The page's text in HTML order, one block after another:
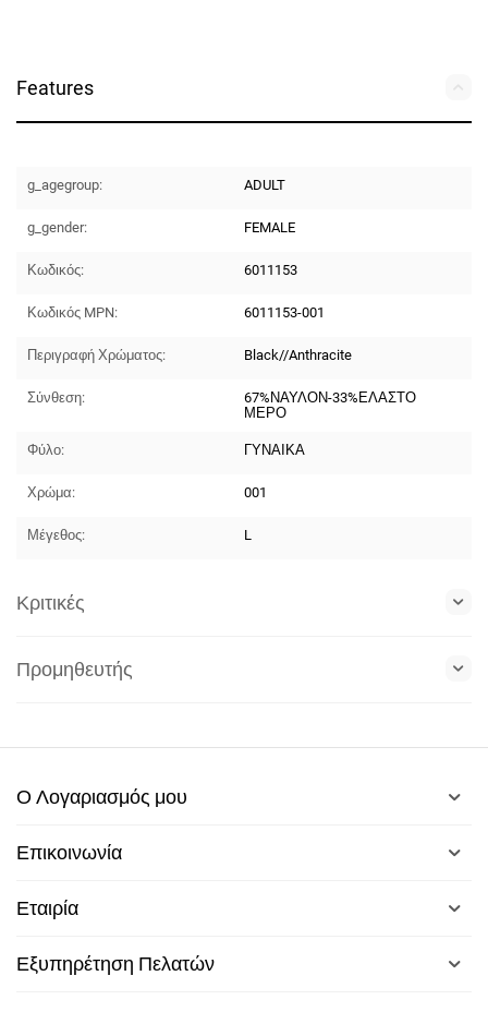
Features
g_agegroup: ADULT
g_gender: FEMALE
Κωδικός: 6011153
Κωδικός MPN: 6011153-001
Περιγραφή Χρώματος: Black//Anthracite
Σύνθεση:
67%ΝΑΥΛΟΝ-33%ΕΛΑΣΤΟ
ΜΕΡΟ
Φύλο: ΓΥΝΑΙΚΑ
Χρώμα: 001
Μέγεθος: L
Κριτικές
Προμηθευτής
Ο Λογαριασμός μου
Επικοινωνία
Εταιρία
Εξυπηρέτηση Πελατών